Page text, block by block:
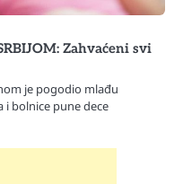
Zahvaćeni svi
je pogodio mlađu
i bolnice pune dece